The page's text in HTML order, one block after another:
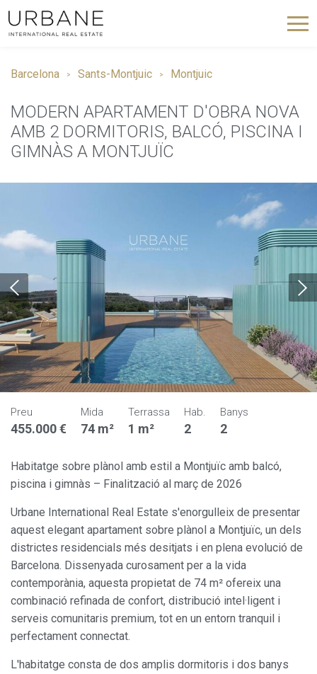
Barcelona Sants-Montjuic Montjuic
MODERN APARTAMENT D'OBRA NOVA
AMB 2 DORMITORIS, BALCÓ, PISCINA I
GIMNÀS A MONTJUÏC
Preu
455.000 €
Mida
74 m²
Terrassa
1 m²
Hab.
2
Banys
2
Habitatge sobre plànol amb estil a Montjuïc amb balcó,
piscina i gimnàs – Finalització al març de 2026
Urbane International Real Estate s'enorgulleix de presentar
aquest elegant apartament sobre plànol a Montjuïc, un dels
districtes residencials més desitjats i en plena evolució de
Barcelona. Dissenyada curosament per a la vida
contemporània, aquesta propietat de 74 m² ofereix una
combinació refinada de confort, distribució intel·ligent i
serveis comunitaris premium, tot en un entorn tranquil i
perfectament connectat.
L'habitatge consta de dos amplis dormitoris i dos banys